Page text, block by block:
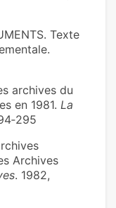
Texte
archives du
en 1981. La
Archives
. 1982,